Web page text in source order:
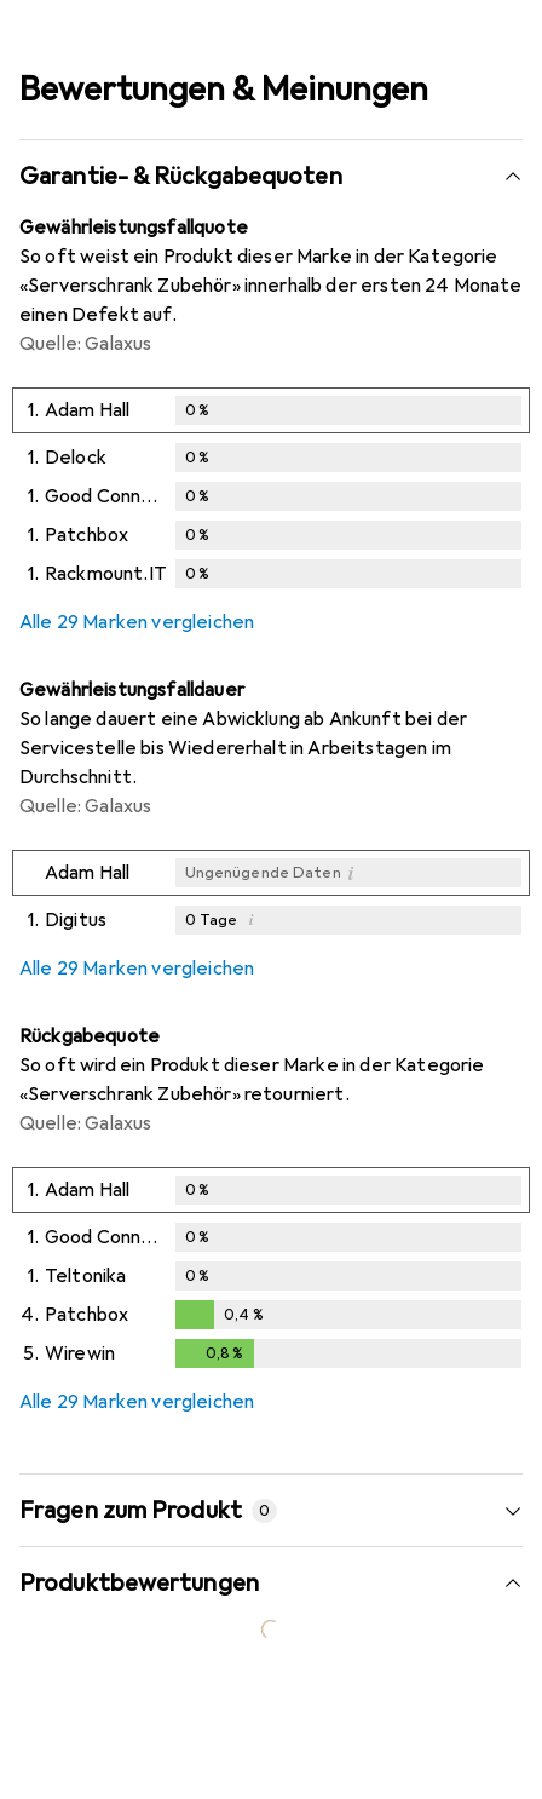
Bewertungen & Meinungen
Garantie- & Rückgabequoten
Gewährleistungsfallquote
So oft weist ein Produkt dieser Marke in der Kategorie
«Serverschrank Zubehör» innerhalb der ersten 24 Monate
einen Defekt auf.
Quelle: Galaxus
1. Adam Hall 0%
1. Delock 0%
1. Good Connections 0%
1. Patchbox 0%
1. Rackmount.IT 0%
Alle 29 Marken vergleichen
Gewährleistungsfalldauer
So lange dauert eine Abwicklung ab Ankunft bei der
Servicestelle bis Wiedererhalt in Arbeitstagen im
Durchschnitt.
Quelle: Galaxus
Adam Hall Ungenügende Daten i
1. Digitus 0 Tage i
Alle 29 Marken vergleichen
Rückgabequote
So oft wird ein Produkt dieser Marke in der Kategorie
«Serverschrank Zubehör» retourniert.
Quelle: Galaxus
1. Adam Hall 0%
1. Good Connections 0%
1. Teltonika 0%
4. Patchbox
0,4%
0,4 %
5. Wirewin 0,8 %
Alle 29 Marken vergleichen
Fragen zum Produkt 0
Produktbewertungen